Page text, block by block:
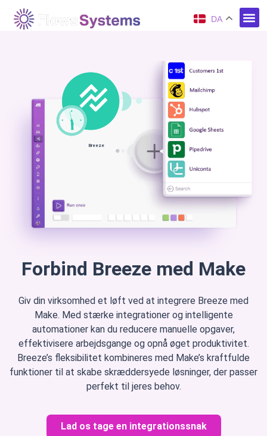
DA
Forbind Breeze med Make
Giv din virksomhed et løft ved at integrere Breeze med
Make. Med stærke integrationer og intelligente
automationer kan du reducere manuelle opgaver,
effektivisere arbejdsgange og opnå øget produktivitet.
Breeze’s fleksibilitet kombineres med Make’s kraftfulde
funktioner til at skabe skræddersyede løsninger, der passer
perfekt til jeres behov.
Lad os tage en integrationssnak
Breeze